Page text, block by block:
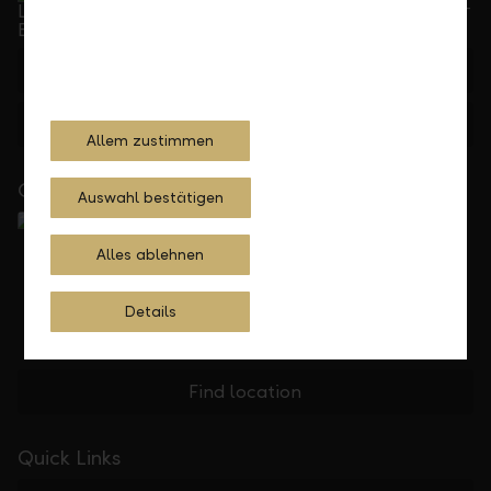
Can be reached by phone, Monday to Friday, 8 a. m. –
Feedback
Close to you
Find location
Quick Links
Allem zustimmen
Auswahl bestätigen
Alles ablehnen
Details